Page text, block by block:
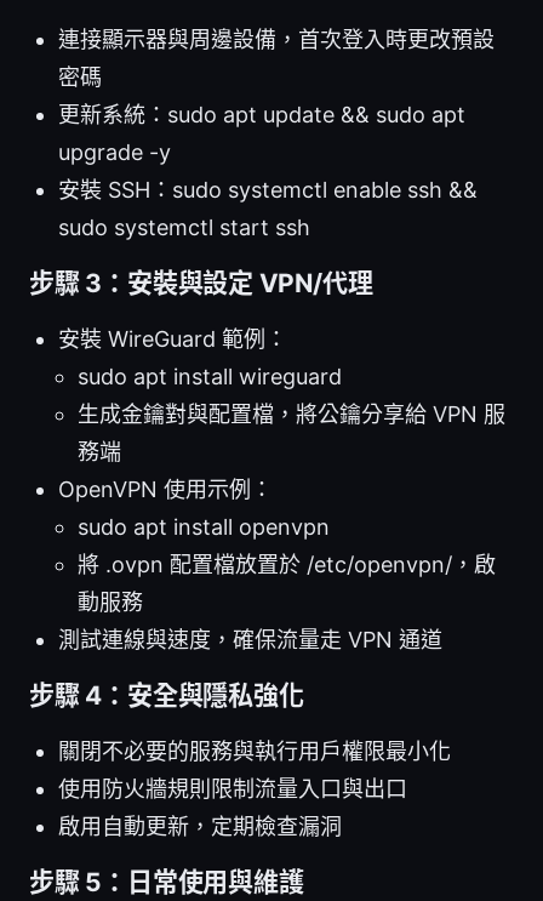
連接顯示器與周邊設備，首次登入時更改預設
密碼
更新系統：sudo apt update && sudo apt
upgrade -y
安裝 SSH：sudo systemctl enable ssh &&
sudo systemctl start ssh
步驟 3：安裝與設定 VPN/代理
安裝 WireGuard 範例：
sudo apt install wireguard
生成金鑰對與配置檔，將公鑰分享給 VPN 服
務端
OpenVPN 使用示例：
sudo apt install openvpn
將 .ovpn 配置檔放置於 /etc/openvpn/，啟
動服務
測試連線與速度，確保流量走 VPN 通道
步驟 4：安全與隱私強化
關閉不必要的服務與執行用戶權限最小化
使用防火牆規則限制流量入口與出口
啟用自動更新，定期檢查漏洞
步驟 5：日常使用與維護